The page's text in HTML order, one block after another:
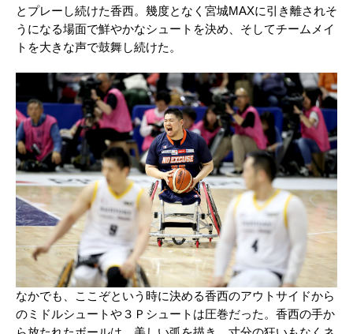
とプレーし続けた香西。幾度となく宮城MAXに引き離されそ
うになる場面で鮮やかなシュートを決め、そしてチームメイ
トを大きな声で鼓舞し続けた。
なかでも、ここぞという時に決める香西のアウトサイドから
のミドルシュートや３Ｐシュートは圧巻だった。香西の手か